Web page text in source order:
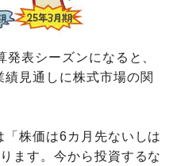
表シーズンになると、
見通しに株式市場の関
株価は6カ月先ないしは
ます。今から投資するな